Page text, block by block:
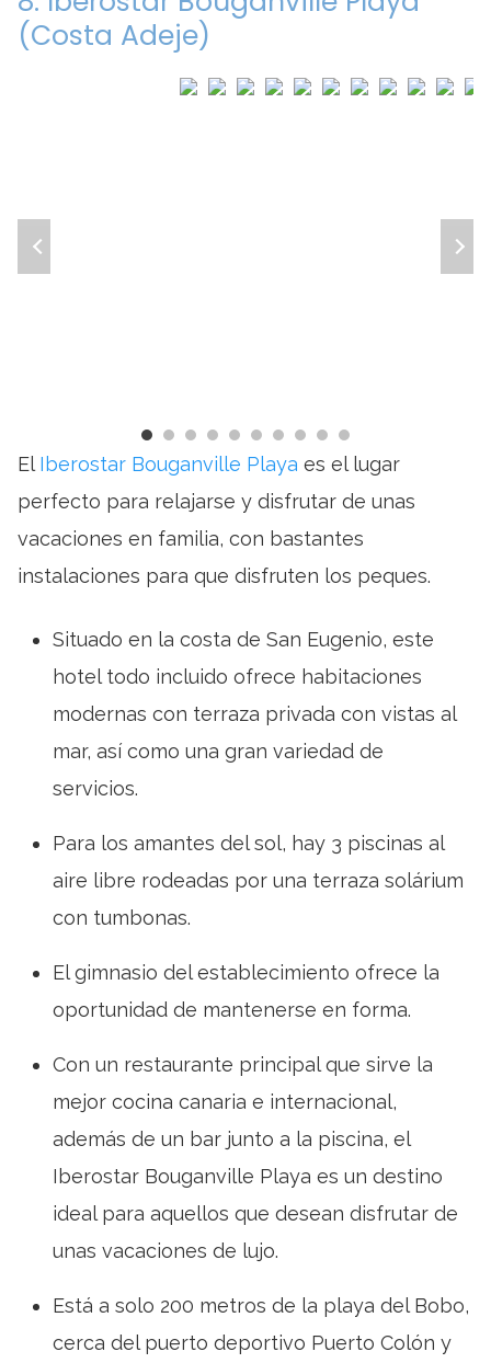
(Costa Adeje)
ElIberostar Bouganville Playa es el lugar
perfecto para relajarse y disfrutar de unas
vacaciones en familia, con bastantes
instalaciones para que disfruten los peques.
Situado en la costa de San Eugenio, este
hotel todo incluido ofrece habitaciones
modernas con terraza privada con vistas al
mar, así como una gran variedad de
servicios.
Para los amantes del sol, hay 3 piscinas al
aire libre rodeadas por una terraza solárium
con tumbonas.
El gimnasio del establecimiento ofrece la
oportunidad de mantenerse en forma.
Con un restaurante principal que sirve la
mejor cocina canaria e internacional,
además de un bar junto a la piscina, el
Iberostar Bouganville Playa es un destino
ideal para aquellos que desean disfrutar de
unas vacaciones de lujo.
Está a solo 200 metros de la playa del Bobo,
cerca del puerto deportivo Puerto Colón y